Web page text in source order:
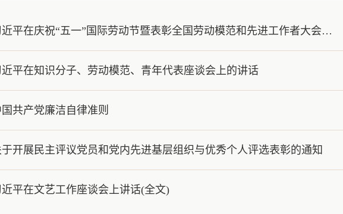
近平在庆祝“五一”国际劳动节暨表彰全国劳动模范和先进工作者大会…
近平在知识分子、劳动模范、青年代表座谈会上的讲话
国共产党廉洁自律准则
于开展民主评议党员和党内先进基层组织与优秀个人评选表彰的通知
近平在文艺工作座谈会上讲话(全文)